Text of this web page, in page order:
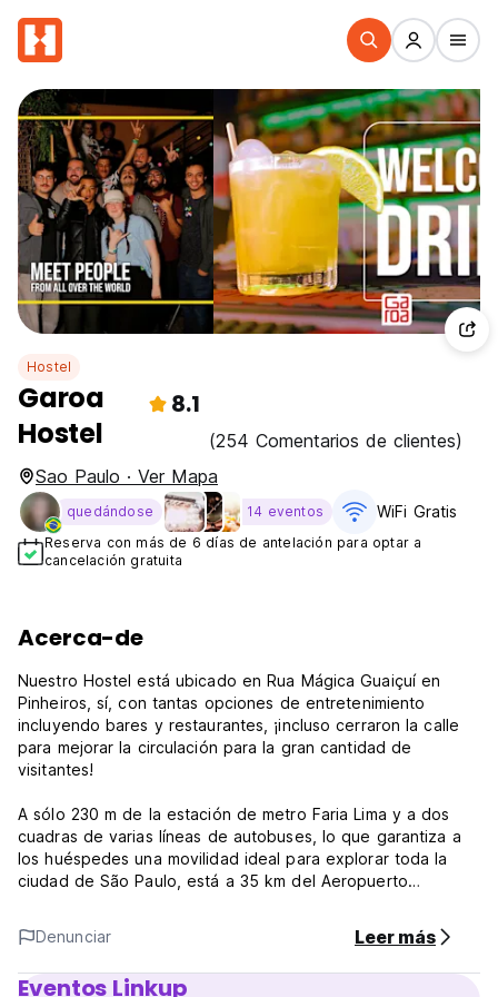
Hostel
Garoa
Hostel
8.1
(254 Comentarios de clientes)
Sao Paulo · Ver Mapa
quedándose 14 eventos WiFi Gratis
Reserva con más de 6 días de antelación para optar a
cancelación gratuita
Acerca-de
Nuestro Hostel está ubicado en Rua Mágica Guaiçuí en
Pinheiros, sí, con tantas opciones de entretenimiento
incluyendo bares y restaurantes, ¡incluso cerraron la calle
para mejorar la circulación para la gran cantidad de
visitantes!
A sólo 230 m de la estación de metro Faria Lima y a dos
cuadras de varias líneas de autobuses, lo que garantiza a
los huéspedes una movilidad ideal para explorar toda la
ciudad de São Paulo, está a 35 km del Aeropuerto
Avenida Paulista está a 5 minutos en metro, mientras que la
moderna Vila Madalena está a 2 km... ¡Las opciones de fácil
transporte entre transporte público, privado, personal y
carriles bici hacen que su experiencia en la ciudad sea más
Denunciar Leer más
Eventos Linkup